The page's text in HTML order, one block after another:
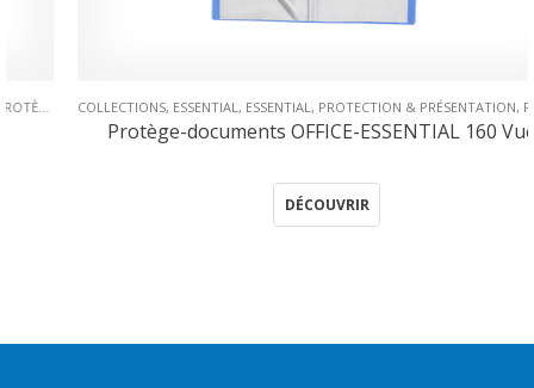
COLLECTIONS,ESSENTIAL,ESSENTIAL,PROTECTION & PRÉSENTATION,PROTÈGE-DOCUMENTS
Protège-documents OFFICE-ESSENTIAL 160 Vues
DÉCOUVRIR